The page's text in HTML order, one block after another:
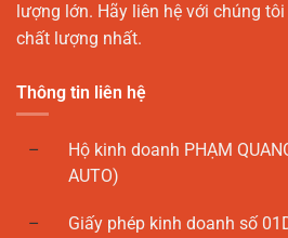
lượng lớn. Hãy liên hệ với chúng
chất lượng nhất.
Thông tin liên hệ
Hộ kinh doanh PHẠM
AUTO)
Giấy phép kinh doanh số